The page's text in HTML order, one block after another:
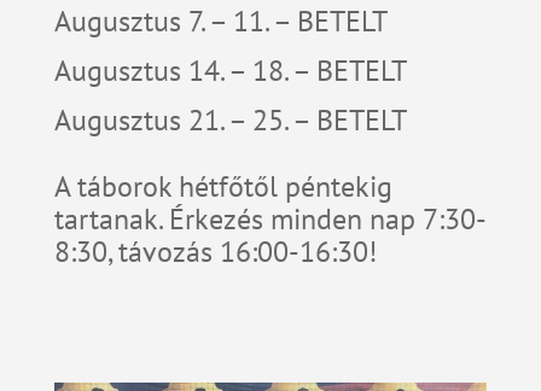
Augusztus 7. – 11. – BETELT
Augusztus 14. – 18. – BETELT
Augusztus 21. – 25. – BETELT
A táborok hétfőtől péntekig
tartanak. Érkezés minden nap 7:30-
8:30, távozás 16:00-16:30!